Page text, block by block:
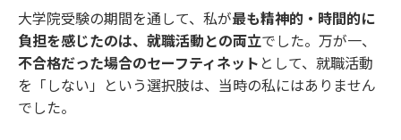
大学院受験の期間を通して、私が最も精神的・時間的に
負担を感じたのは、就職活動との両立でした。万が一、
不合格だった場合のセーフティネット として、就職活動
を「しない」という選択肢は、当時の私にはありません
でした。